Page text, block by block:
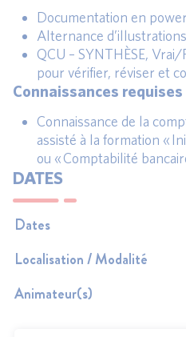
Documentation en
Alternance
QCU – SYNTHÈSE,
pour vérifier, réviser et
Connaissances requises
Connaissance de la
assisté à la formation «
ou « Comptabilité
DATES
Dates
Localisation / Modalité
Animateur(s)